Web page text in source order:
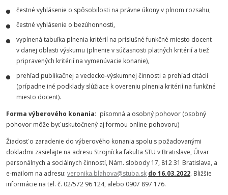
čestné vyhlásenie o spôsobilosti na právne úkony v plnom rozsahu,
čestné vyhlásenie o bezúhonnosti,
vyplnená tabuľka plnenia kritérií na príslušné funkčné miesto docent
v danej oblasti výskumu (plnenie v súčasnosti platných kritérií a tiež
pripravených kritérií na vymenúvacie konanie),
prehľad publikačnej a vedecko-výskumnej činnosti a prehľad citácií
(prípadne iné podklady slúžiace k overeniu plnenia kritérií na funkčné
miesto docent).
Forma výberového konania: písomná a osobný pohovor (osobný
pohovor môže byť uskutočnený aj formou online pohovoru)
Žiadosť o zaradenie do výberového konania spolu s požadovanými
dokladmi zasielajte na adresu Strojnícka fakulta STU v Bratislave, Útvar
personálnych a sociálnych činností, Nám. slobody 17, 812 31 Bratislava, a
e-mailom na adresu: veronika.blahova@stuba.sk do 16.03.2022. Bližšie
informácie na tel. č. 02/572 96 124, alebo 0907 897 176.